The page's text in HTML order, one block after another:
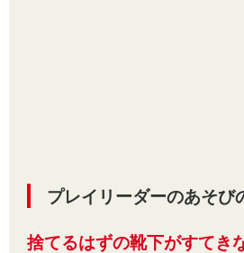
プレイリーダーのあそび
捨てるはずの靴下がすてき